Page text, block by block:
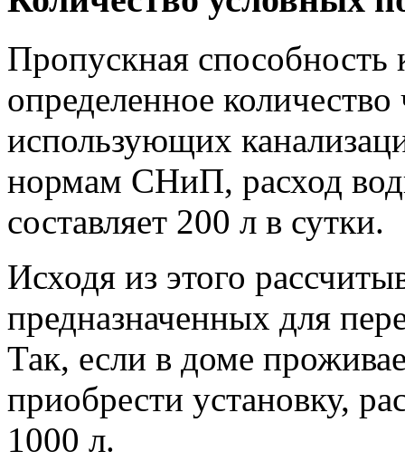
Пропускная способность
определенное
использующих
нормам СНиП, расход
составляет 200 л в сутки.
Исходя из этого
предназначенных для
Так, если в доме
приобрести установку,
1000 л.